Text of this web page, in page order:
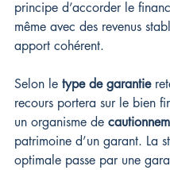
principe d’accorder le
même avec des revenus
apport cohérent.
Selon le type de garantie
recours portera sur le bien
un organisme de
patrimoine d’un garant. La
optimale passe par une